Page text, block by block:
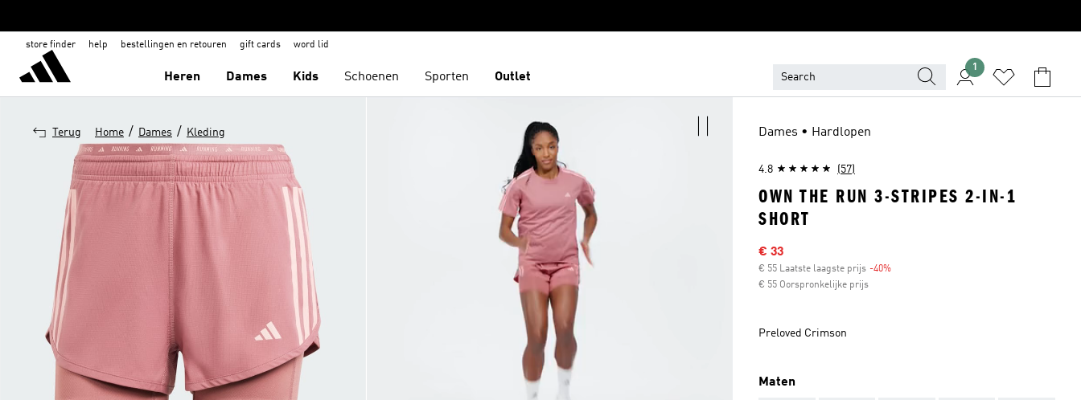
store finder help bestellingen en retouren gift cards word lid
Heren Dames Kids Schoenen Sporten Outlet
1
Terug Home / Dames / Kleding Dames • Hardlopen
4.8 (57)
OWN THE RUN 3-STRIPES 2-IN-1
SHORT
Afgeprijsde prijs
€ 33
€ 55 Laatste laagste prijs -40%
€ 55 Oorspronkelijke prijs
Preloved Crimson
Maten